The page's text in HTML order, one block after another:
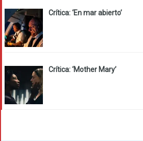
Crítica: ‘En mar abierto’
Crítica: ‘Mother Mary’